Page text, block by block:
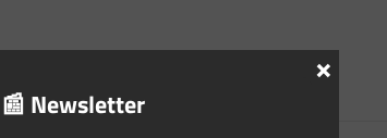
📰 Newsletter
×